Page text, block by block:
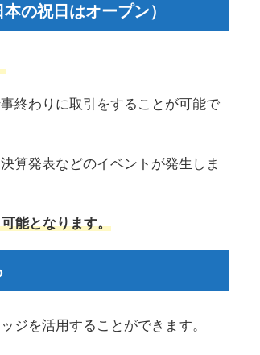
の祝日はオープン）
終わりに取引をすることが可能で
算発表などのイベントが発生しま
能となります。
ジを活用することができます。